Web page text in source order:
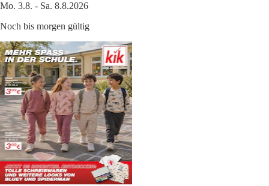
Mo. 3.8. - Sa. 8.8.2026
Noch bis morgen gültig